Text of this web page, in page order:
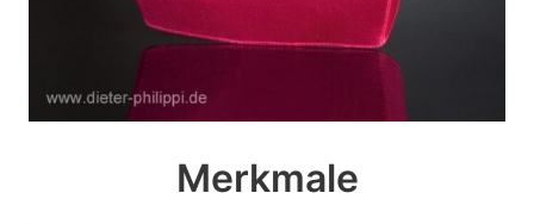
Merkmale